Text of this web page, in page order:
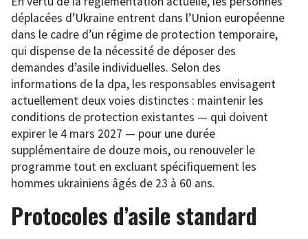
déplacées d’Ukraine entrent dans l’Union européenne
dans le cadre d’un régime de protection temporaire,
qui dispense de la nécessité de déposer des
demandes d’asile individuelles. Selon des
informations de la dpa, les responsables envisagent
actuellement deux voies distinctes : maintenir les
conditions de protection existantes — qui doivent
expirer le 4 mars 2027 — pour une durée
supplémentaire de douze mois, ou renouveler le
programme tout en excluant spécifiquement les
hommes ukrainiens âgés de 23 à 60 ans.
Protocoles d’asile standard